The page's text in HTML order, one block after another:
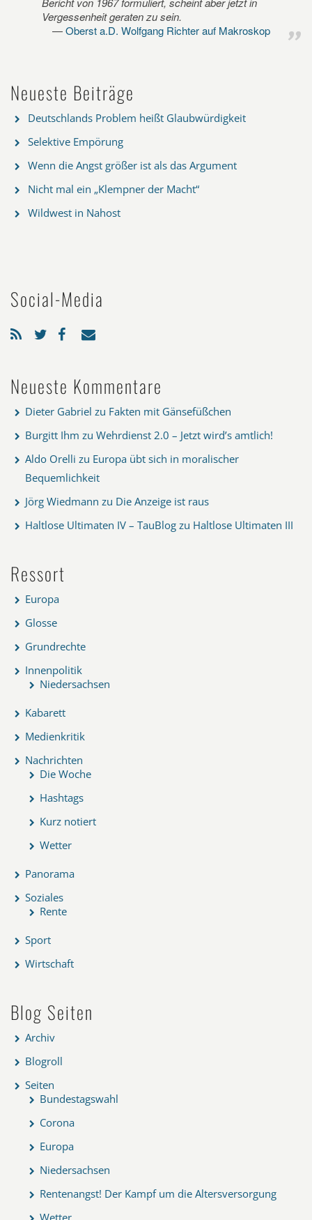
Vergessenheit geraten zu sein.
Oberst a.D. Wolfgang Richter auf Makroskop
Neueste Beiträge
Deutschlands Problem heißt Glaubwürdigkeit
Selektive Empörung
Wenn die Angst größer ist als das Argument
Nicht mal ein „Klempner der Macht“
Wildwest in Nahost
Social-Media
Neueste Kommentare
Dieter Gabriel zu Fakten mit Gänsefüßchen
Burgitt Ihm zu Wehrdienst 2.0 – Jetzt wird’s amtlich!
Aldo Orelli zu Europa übt sich in moralischer
Bequemlichkeit
Jörg Wiedmann zu Die Anzeige ist raus
Haltlose Ultimaten IV – TauBlog zu Haltlose Ultimaten III
Ressort
Europa
Glosse
Grundrechte
Innenpolitik
Niedersachsen
Kabarett
Medienkritik
Nachrichten
Die Woche
Hashtags
Kurz notiert
Wetter
Panorama
Soziales
Rente
Sport
Wirtschaft
Blog Seiten
Archiv
Blogroll
Seiten
Bundestagswahl
Corona
Europa
Niedersachsen
Rentenangst! Der Kampf um die Altersversorgung
Wetter